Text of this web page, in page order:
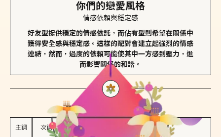
你們的戀愛風格
情感依賴與穩定感
好友型提供穩定的情感依託，而佔有型則希望在關係中
獲得安全感與穩定感。這樣的配對會建立起強烈的情感
連結，然而，過度的依賴可能使其中一方感到壓力，進
而影響關係的和諧。
對方的主調蠟燭是...
主調 次調